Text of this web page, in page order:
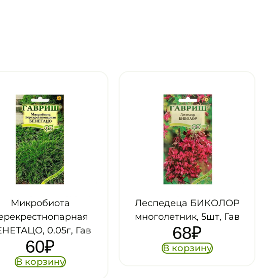
Леспедеца БИКОЛОР
многолетник, 5шт, Гав
68₽
В корзину
Клематис
пильчатолистный
СВЕТЛЯЧОК
многолетник, 0.05г, Гав
52